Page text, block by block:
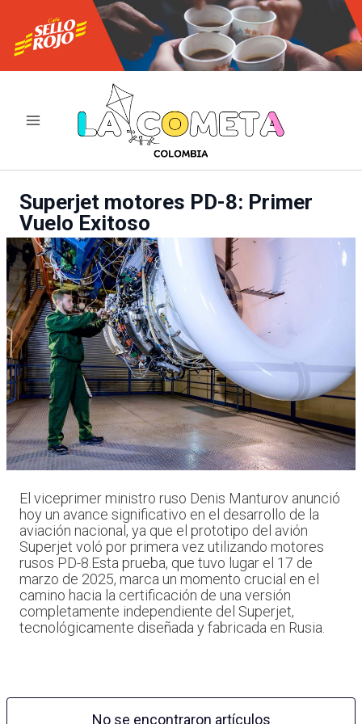
contenido
Superjet motores PD-8: Primer
Vuelo Exitoso
El viceprimer ministro ruso Denis Manturov anunció
hoy un avance significativo en el desarrollo de la
aviación nacional, ya que el prototipo del avión
Superjet voló por primera vez utilizando motores
rusos PD-8.Esta prueba, que tuvo lugar el 17 de
marzo de 2025, marca un momento crucial en el
camino hacia la certificación de una versión
completamente independiente del Superjet,
tecnológicamente diseñada y fabricada en Rusia.
No se encontraron artículos